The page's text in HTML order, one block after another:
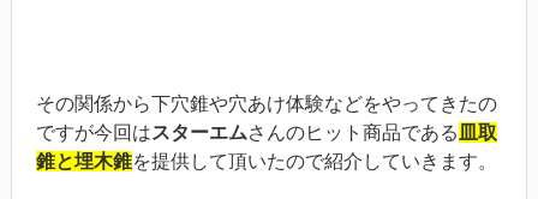
その関係から下穴錐や穴あけ体験などをやってきたの
ですが今回はスターエムさんのヒット商品である 皿取
錐と埋木錐を提供して頂いたので紹介していきます。